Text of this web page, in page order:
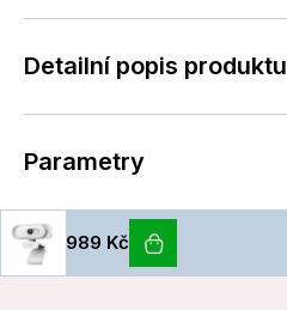
Detailní popis produktu
Parametry
989 Kč